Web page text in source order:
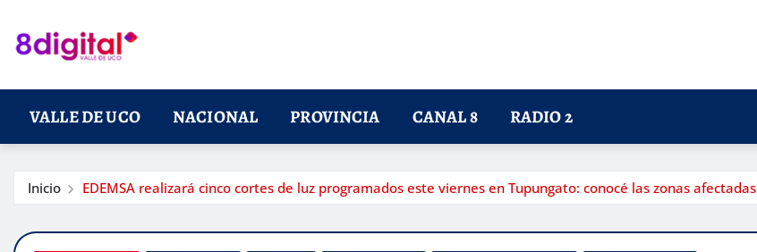
contenido
VALLE DE UCO NACIONAL PROVINCIA CANAL 8 RADIO 2
Inicio EDEMSA realizará cinco cortes de luz programados este viernes en Tupungato: conocé las zonas afectadas